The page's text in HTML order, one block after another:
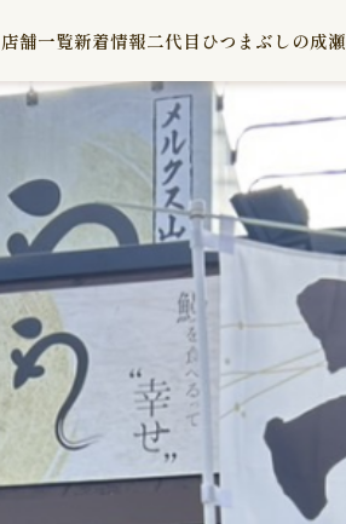
店舗一覧新着情報二代目ひつまぶしの成瀬